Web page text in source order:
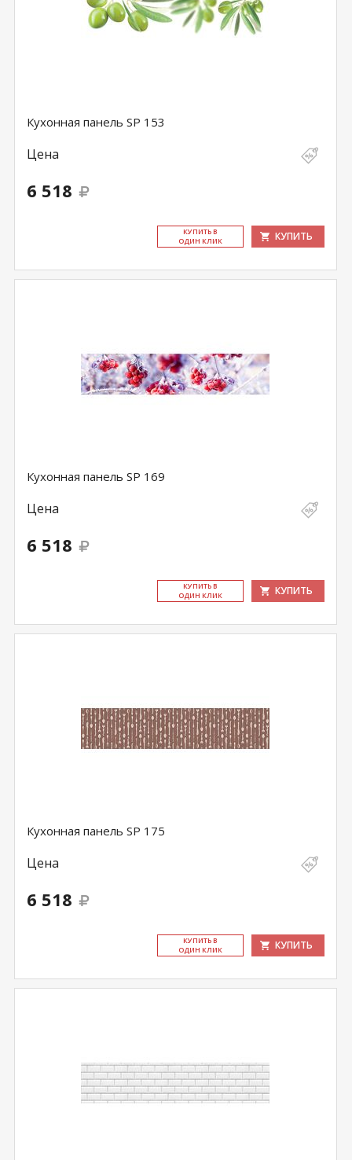
Кухонная панель SP 153
Цена
6 518
КУ­ПИТЬ В
ОДИН КЛИК
КУПИТЬ
Кухонная панель SP 169
Цена
6 518
КУ­ПИТЬ В
ОДИН КЛИК
КУПИТЬ
Кухонная панель SP 175
Цена
6 518
КУ­ПИТЬ В
ОДИН КЛИК
КУПИТЬ